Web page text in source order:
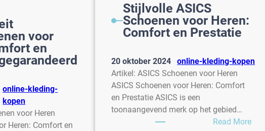
voor
en
online-kleding-
kopen
voor Heren
Heren: Comfort en
Stijlvolle ASICS
Schoenen voor Heren:
Comfort en Prestatie
20 oktober 2024
online-kleding-kopen
Artikel: ASICS Schoenen voor Heren
ASICS Schoenen voor Heren: Comfort
en Prestatie ASICS is een
toonaangevend merk op het gebied…
Read More: